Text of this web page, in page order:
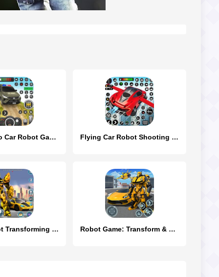
Flying Prado Car Robot Game Flying Car Robot Shooting Game
Flying Robot Transforming Game Robot Game: Transform & Fight